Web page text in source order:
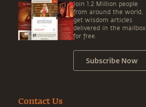
Join 1.2 Million people
from around the world,
get wisdom articles
delivered in the mailbox
for free.
Subscribe Now
Contact Us